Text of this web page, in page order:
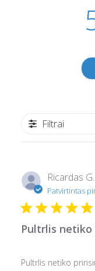
Filtrai
Ricardas G.
Patvirtintas
Pultrlis
Pultrlis netiko